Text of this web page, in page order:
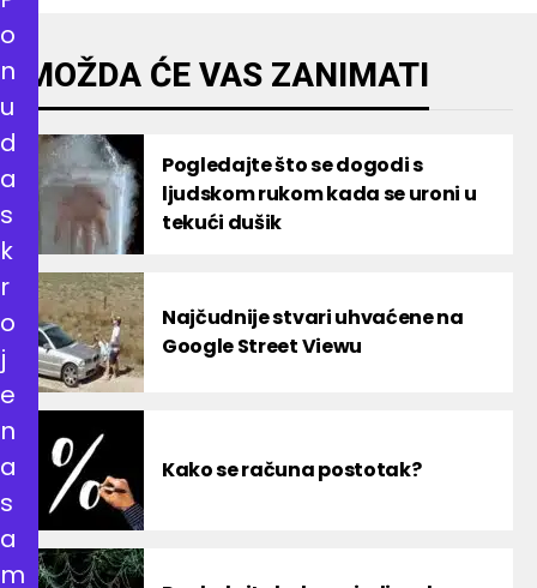
MOŽDA ĆE VAS ZANIMATI
Pogledajte što se dogodi s
ljudskom rukom kada se uroni u
tekući dušik
Najčudnije stvari uhvaćene na
Google Street Viewu
Kako se računa postotak?
o
n
u
d
a
s
k
r
o
j
e
n
a
s
a
m